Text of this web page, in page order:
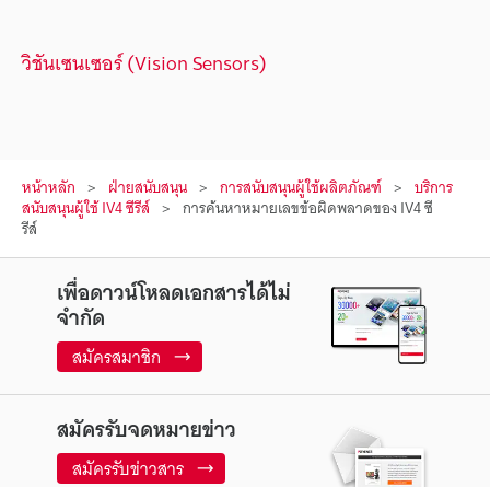
วิชันเซนเซอร์ (Vision Sensors)
หน้าหลัก ฝ่ายสนับสนุน การสนับสนุนผู้ใช้ผลิตภัณฑ์ บริการ
สนับสนุนผู้ใช้ IV4 ซีรีส์ การค้นหาหมายเลขข้อผิดพลาดของ IV4 ซี
รีส์
เพื่อดาวน์โหลดเอกสารได้ไม่
จำกัด
สมัครสมาชิก
สมัครรับจดหมายข่าว
สมัครรับข่าวสาร